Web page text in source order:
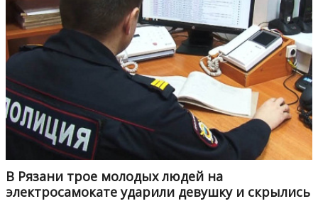
В Рязани трое молодых людей на
электросамокате ударили девушку и скрылись